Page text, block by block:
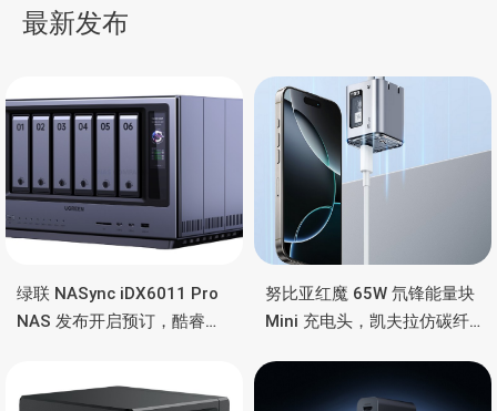
航
最新发布
绿联 NASync iDX6011 Pro
NAS 发布开启预订，酷睿
努比亚红魔 65W 氘锋能量块
Mini 充电头，凯夫拉仿碳纤